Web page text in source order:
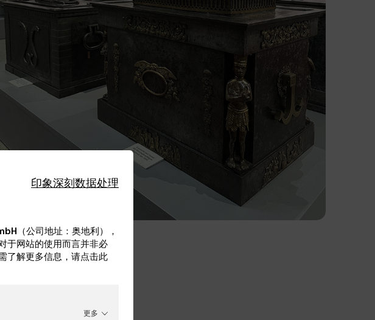
印象深刻数据处理
（公司地址：奥地利），
于网站的使用而言并非必
了解更多信息，请点击此
更多